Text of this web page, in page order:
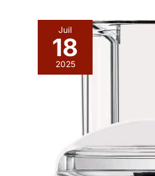
Juil
18
2025